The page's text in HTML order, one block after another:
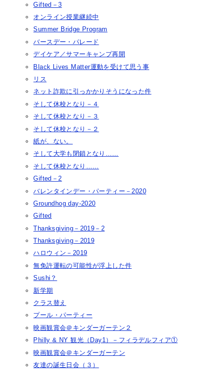
Gifted－3
オンライン授業継続中
Summer Bridge Program
バースデー・パレード
デイケア／サマーキャンプ再開
Black Lives Matter運動を受けて思う事
リス
ネット詐欺に引っかかりそうになった件
そして休校となり－４
そして休校となり－３
そして休校となり－２
紙が、ない。
そして大学も閉鎖となり……
そして休校となり……
Gifted－2
バレンタインデー・パーティー－2020
Groundhog day-2020
Gifted
Thanksgiving－2019－2
Thanksgiving－2019
ハロウィン－2019
無免許運転の可能性が浮上した件
Sushi？
新学期
クラス替え
プール・パーティー
映画観賞会＠キンダーガーテン２
Philly & NY 観光（Day1）－フィラデルフィア①
映画観賞会＠キンダーガーテン
友達の誕生日会（３）